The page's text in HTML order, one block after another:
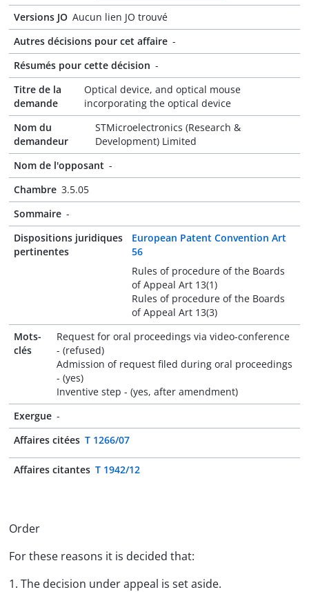
Versions JO Aucun lien JO trouvé
Autres décisions pour cet affaire -
Résumés pour cette décision -
Titre de la
demande
Optical device, and optical mouse
incorporating the optical device
Nom du
demandeur
STMicroelectronics (Research &
Development) Limited
Nom de l'opposant -
Chambre 3.5.05
Sommaire -
Dispositions juridiques
pertinentes
European Patent Convention Art
56
Rules of procedure of the Boards
of Appeal Art 13(1)
Rules of procedure of the Boards
of Appeal Art 13(3)
Mots-
clés
Request for oral proceedings via video-conference
- (refused)
Admission of request filed during oral proceedings
- (yes)
Inventive step - (yes, after amendment)
Exergue -
Affaires citées T 1266/07
Affaires citantes T 1942/12
Order
For these reasons it is decided that:
1. The decision under appeal is set aside.